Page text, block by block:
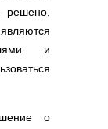
решено,
и
о